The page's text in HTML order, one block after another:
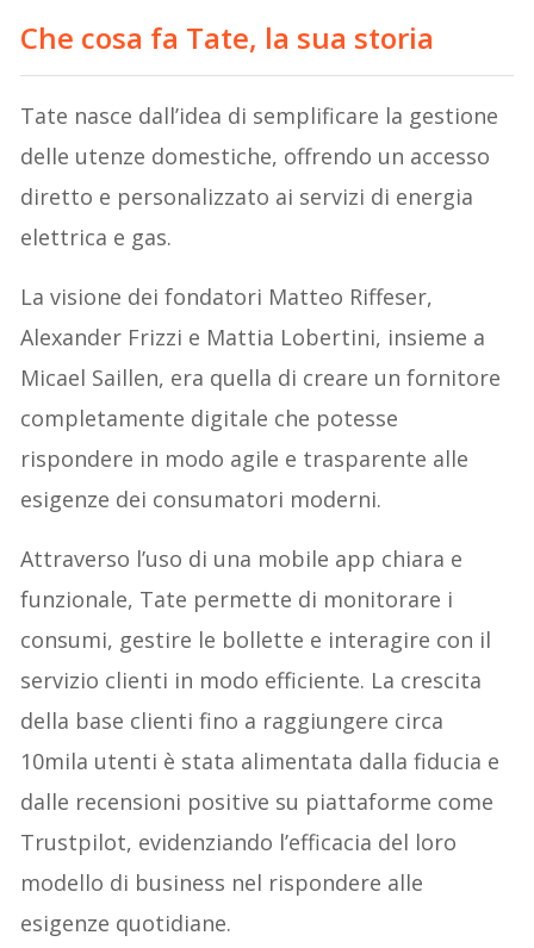
Che cosa fa Tate, la sua storia
Tate nasce dall’idea di semplificare la gestione
delle utenze domestiche, offrendo un accesso
diretto e personalizzato ai servizi di energia
elettrica e gas.
La visione dei fondatori Matteo Riffeser,
Alexander Frizzi e Mattia Lobertini, insieme a
Micael Saillen, era quella di creare un fornitore
completamente digitale che potesse
rispondere in modo agile e trasparente alle
esigenze dei consumatori moderni.
Attraverso l’uso di una mobile app chiara e
funzionale, Tate permette di monitorare i
consumi, gestire le bollette e interagire con il
servizio clienti in modo efficiente. La crescita
della base clienti fino a raggiungere circa
10mila utenti è stata alimentata dalla fiducia e
dalle recensioni positive su piattaforme come
Trustpilot, evidenziando l’efficacia del loro
modello di business nel rispondere alle
esigenze quotidiane.